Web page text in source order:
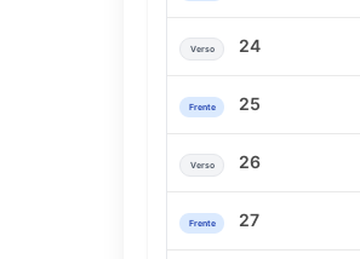
Verso 24
Frente 25
Verso 26
Frente 27